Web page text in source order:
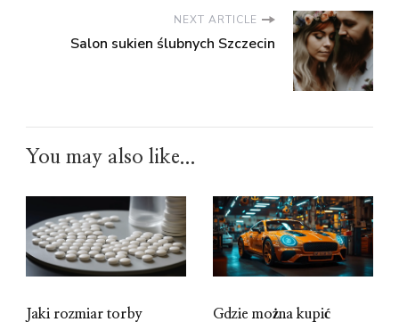
NEXT ARTICLE
Salon sukien ślubnych Szczecin
You may also like...
Jaki rozmiar torby Gdzie można kupić